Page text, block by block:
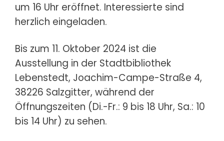
um 16 Uhr eröffnet. Interessierte sind
herzlich eingeladen.
Bis zum 11. Oktober 2024 ist die
Ausstellung in der Stadtbibliothek
Lebenstedt, Joachim-Campe-Straße 4,
38226 Salzgitter, während der
Öffnungszeiten (Di.-Fr.: 9 bis 18 Uhr, Sa.: 10
bis 14 Uhr) zu sehen.